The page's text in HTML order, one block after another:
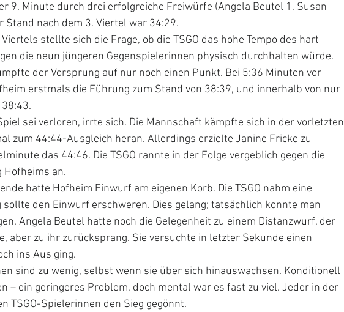
9. Minute durch drei erfolgreiche Freiwürfe (Angela Beutel 1, Susan
Stand nach dem 3. Viertel war 34:29.
stellte sich die Frage, ob die TSGO das hohe Tempo des hart
die neun jüngeren Gegenspielerinnen physisch durchhalten würde.
der Vorsprung auf nur noch einen Punkt. Bei 5:36 Minuten vor
erstmals die Führung zum Stand von 38:39, und innerhalb von nur
sei verloren, irrte sich. Die Mannschaft kämpfte sich in der vorletzten
zum 44:44-Ausgleich heran. Allerdings erzielte Janine Fricke zu
das 44:46. Die TSGO rannte in der Folge vergeblich gegen die
Hofheims an.
hatte Hofheim Einwurf am eigenen Korb. Die TSGO nahm eine
sollte den Einwurf erschweren. Dies gelang; tatsächlich konnte man
Angela Beutel hatte noch die Gelegenheit zu einem Distanzwurf, der
aber zu ihr zurücksprang. Sie versuchte in letzter Sekunde einen
ins Aus ging.
sind zu wenig, selbst wenn sie über sich hinauswachsen. Konditionell
– ein geringeres Problem, doch mental war es fast zu viel. Jeder in der
TSGO-Spielerinnen den Sieg gegönnt.